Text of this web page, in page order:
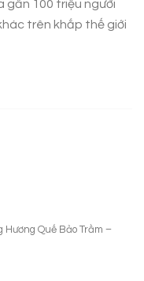
gần 100 triệu người
trên khắp thế giới
Hương Quế Bảo Trầm –